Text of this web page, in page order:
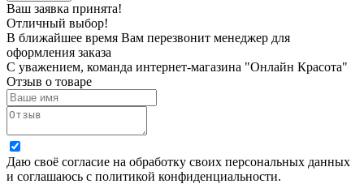
Ваш заявка принята!
Отличный выбор!
В ближайшее время Вам перезвонит менеджер для
оформления заказа
С уважением, команда интернет-магазина "Онлайн Красота"
Отзыв о товаре
Даю своё согласие на обработку своих персональных данных
и соглашаюсь с политикой конфиденциальности.